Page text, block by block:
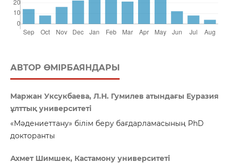
АВТОР ӨМІРБАЯНДАРЫ
Маржан Уксукбаева, Л.Н. Гумилев атындағы Еуразия
ұлттық университеті
«Мәдениеттану» білім беру бағдарламасының PhD
докторанты
Ахмет Шимшек, Кастамону университеті